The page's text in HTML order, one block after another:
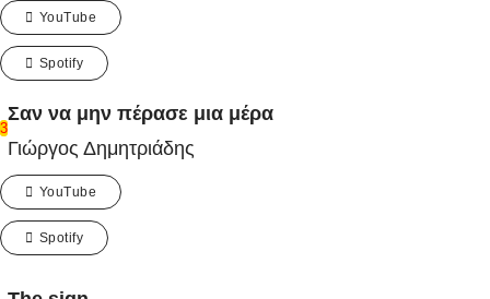
YouTube
Spotify
3
Σαν να μην πέρασε μια μέρα
Γιώργος Δημητριάδης
YouTube
Spotify